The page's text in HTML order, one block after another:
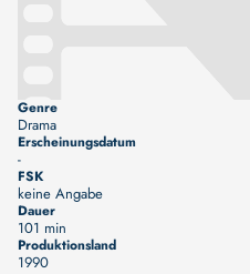
Genre
Drama
Erscheinungsdatum
-
FSK
keine Angabe
Dauer
101 min
Produktionsland
1990